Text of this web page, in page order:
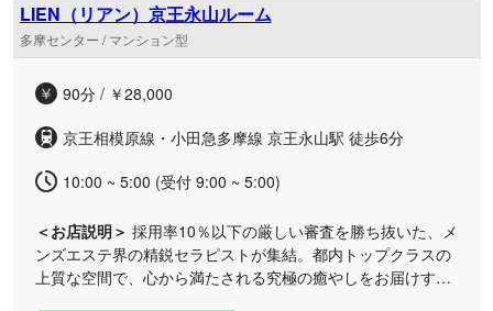
LIEN（リアン）京王永山ルーム
多摩センター / マンション型
90分 / ￥28,000
京王相模原線・小田急多摩線 京王永山駅 徒歩6分
10:00 ~ 5:00 (受付 9:00 ~ 5:00)
＜お店説明＞ 採用率10％以下の厳しい審査を勝ち抜いた、メ
ンズエステ界の精鋭セラピストが集結。都内トップクラスの
上質な空間で、心から満たされる究極の癒やしをお届けする